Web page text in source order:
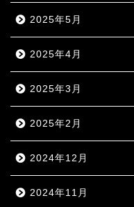
2025年5月
2025年4月
2025年3月
2025年2月
2024年12月
2024年11月